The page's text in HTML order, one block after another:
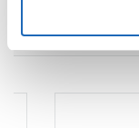
Aby uzyskać
PRODUKTY Z SERII